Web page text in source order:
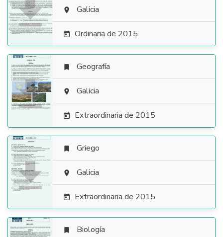
  Galicia
 Ordinaria de 2015

 Geografía
 Galicia
 Extraordinaria de 2015

 Griego
 Galicia
 Extraordinaria de 2015
 Biología